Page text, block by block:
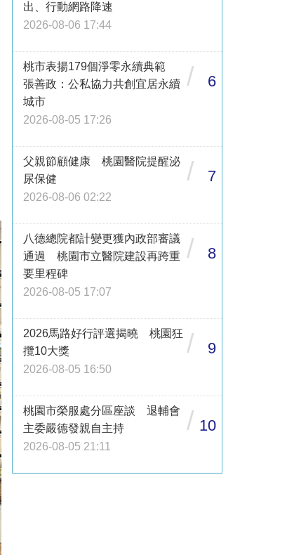
出、行動網路降速
2026-08-06 17:44
桃市表揚179個淨零永續典範
張善政：公私協力共創宜居永續
城市
2026-08-05 17:26
/ 6
父親節顧健康 桃園醫院提醒泌
尿保健
2026-08-06 02:22
/ 7
八德總院都計變更獲內政部審議
通過 桃園市立醫院建設再跨重
要里程碑
2026-08-05 17:07
/ 8
2026馬路好行評選揭曉 桃園狂
攬10大獎
2026-08-05 16:50
/ 9
桃園市榮服處分區座談 退輔會
主委嚴德發親自主持
2026-08-05 21:11
/ 10